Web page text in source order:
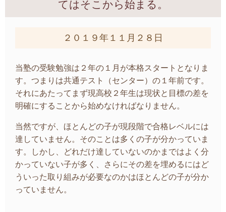
てはそこから始まる。
２０１９年１１月２８日
当塾の受験勉強は２年の１月が本格スタートとなりま
す。つまりは共通テスト（センター）の１年前です。
それにあたってまず現高校２年生は現状と目標の差を
明確にすることから始めなければなりません。
当然ですが、ほとんどの子が現段階で合格レベルには
達していません。そのことは多くの子が分かっていま
す。しかし、どれだけ達していないのかまではよく分
かっていない子が多く、さらにその差を埋めるにはど
ういった取り組みが必要なのかはほとんどの子が分か
っていません。